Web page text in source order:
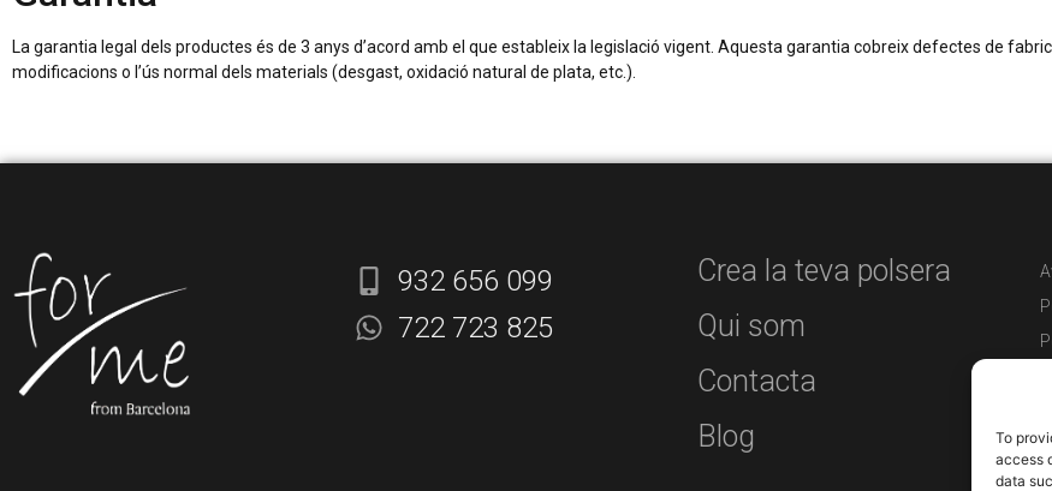
To
access
data
La garantia legal dels productes és de 3 anys d’acord amb el que estableix la legislació vigent. Aquesta garantia cobreix defectes de
modificacions o l’ús normal dels materials (desgast, oxidació natural de plata, etc.).
932 656 099
722 723 825
Crea la teva polsera
Qui som
Contacta
Blog